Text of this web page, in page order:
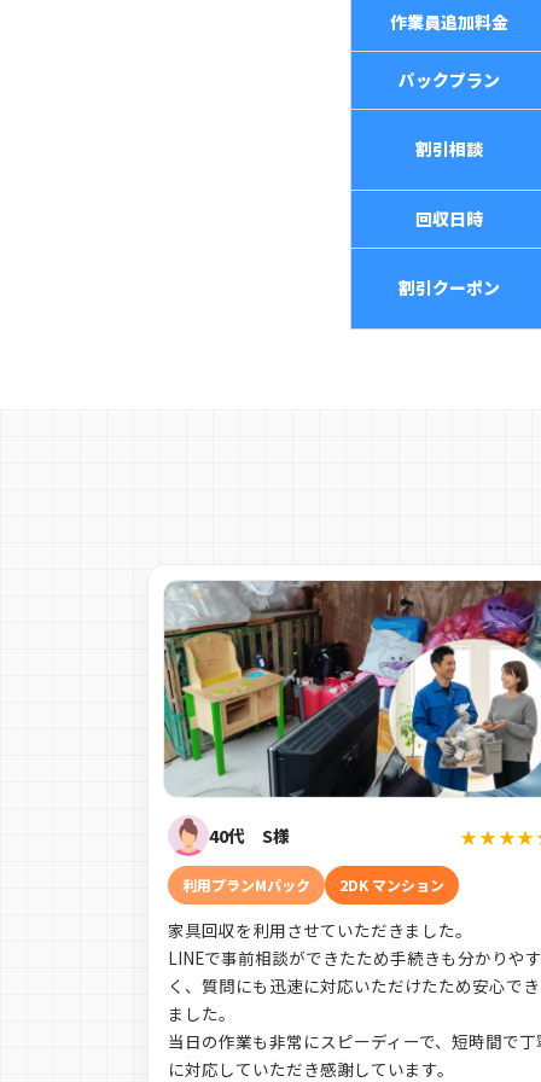
作業員追加料金
パックプラン
割引相談
回収日時
割引クーポン
40代 S様
利用プランMパック 2DK マンション
家具回収を利用させていただきました。
LINEで事前相談ができたため手続きも分かりやす
く、質問にも迅速に対応いただけたため安心でき
ました。
当日の作業も非常にスピーディーで、短時間で丁
に対応していただき感謝しています。